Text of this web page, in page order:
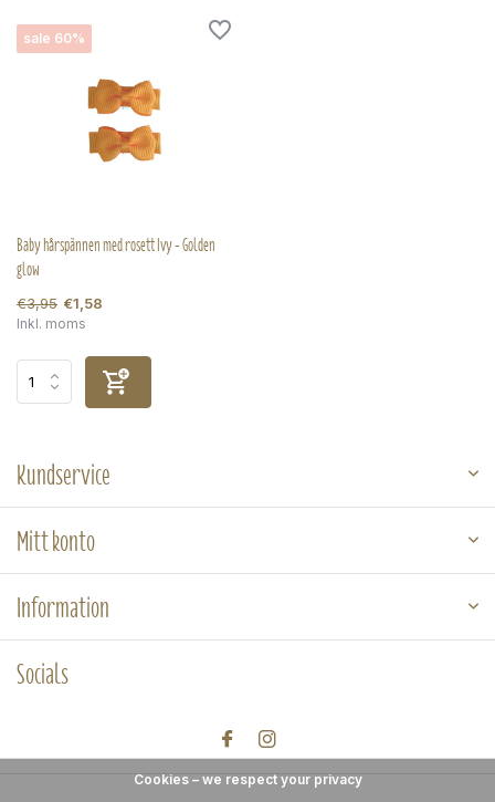
sale 60%
Baby hårspännen med rosett Ivy - Golden
glow
€3,95 €1,58
Inkl. moms
Kundservice
Mitt konto
Information
Socials
Cookies – we respect your privacy